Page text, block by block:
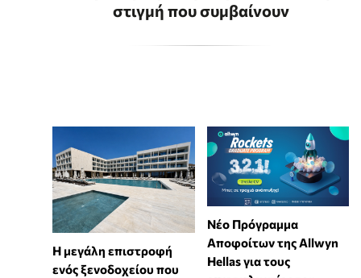
στιγμή που συμβαίνουν
Η μεγάλη επιστροφή
ενός ξενοδοχείου που
Νέο Πρόγραμμα
Αποφοίτων της Allwyn
Hellas για τους